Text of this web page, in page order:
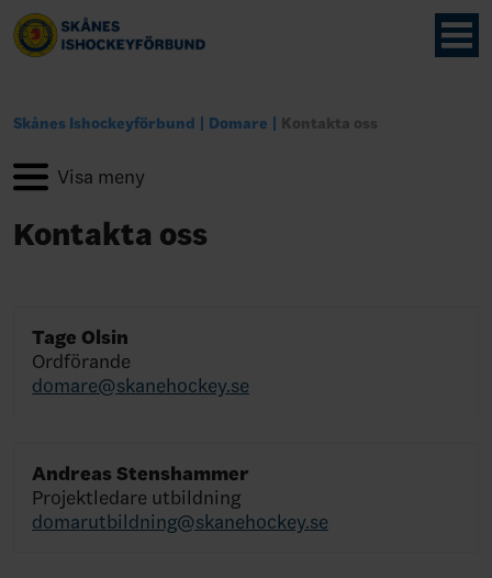
Skånes Ishockeyförbund Domare Kontakta oss
Kontakta oss
Tage Olsin
Ordförande
domare@skanehockey.se
Andreas Stenshammer
Projektledare utbildning
domarutbildning@skanehockey.se